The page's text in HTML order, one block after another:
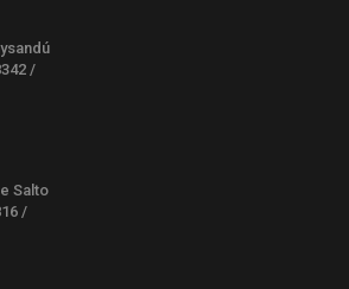
/
Salto
/